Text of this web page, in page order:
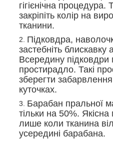
гігієнічна
закріпіть колір на
тканини.
Підковдра,
застебніть блискавку
Всередину підковдри
простирадло. Такі
зберегти
куточках.
Барабан пральної
тільки на 50%.
лише коли тканина
усередині барабана.